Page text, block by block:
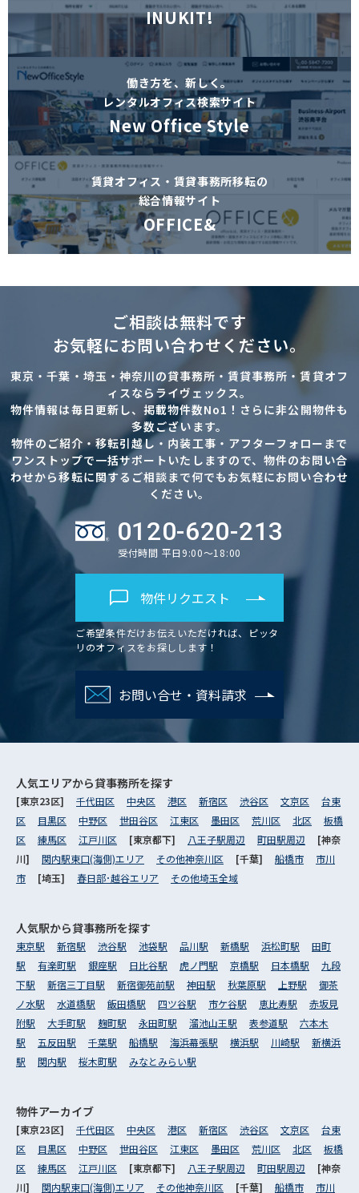
INUKIT!
働き方を、新しく。
レンタルオフィス検索サイト
New Office Style
賃貸オフィス・賃貸事務所移転の
総合情報サイト
OFFICE&
ご相談は無料です
お気軽にお問い合わせください。
東京・千葉・埼玉・神奈川の貸事務所・賃貸事務所・賃貸オフ
ィスならライヴェックス。
物件情報は毎日更新し、掲載物件数No1！さらに非公開物件も
多数ございます。
物件のご紹介・移転引越し・内装工事・アフターフォローまで
ワンストップで一括サポートいたしますので、物件のお問い合
わせから移転に関するご相談まで何でもお気軽にお問い合わせ
ください。
0120-620-213
受付時間 平日9:00～18:00
物件リクエスト
ご希望条件だけお伝えいただければ、ピッタ
リのオフィスをお探しします！
お問い合せ・資料請求
人気エリアから貸事務所を探す
[東京23区] 千代田区 中央区 港区 新宿区 渋谷区 文京区
台東
区
目黒区 中野区 世田谷区 江東区 墨田区 荒川区 北区
板橋
区
練馬区 江戸川区 [東京都下] 八王子駅周辺 町田駅周辺
[神奈
川] 関内駅東口(海側)エリア その他神奈川区 [千葉] 船橋市
市川
市
[埼玉] 春日部･越谷エリア その他埼玉全域
人気駅から貸事務所を探す
東京駅 新宿駅 渋谷駅 池袋駅 品川駅 新橋駅 浜松町駅
田町
駅
有楽町駅 銀座駅 日比谷駅 虎ノ門駅 京橋駅 日本橋駅
九段
下駅
新宿三丁目駅 新宿御苑前駅 神田駅 秋葉原駅 上野駅
御茶
ノ水駅
水道橋駅 飯田橋駅 四ツ谷駅 市ケ谷駅 恵比寿駅
赤坂見
附駅
大手町駅 麹町駅 永田町駅 溜池山王駅 表参道駅
六本木
駅
五反田駅 千葉駅 船橋駅 海浜幕張駅 横浜駅 川崎駅
新横浜
駅
関内駅 桜木町駅 みなとみらい駅
物件アーカイブ
[東京23区] 千代田区 中央区 港区 新宿区 渋谷区 文京区
台東
区
目黒区 中野区 世田谷区 江東区 墨田区 荒川区 北区
板橋
区
練馬区 江戸川区 [東京都下] 八王子駅周辺 町田駅周辺
[神奈
川] 関内駅東口(海側)エリア その他神奈川区 [千葉] 船橋市 市川